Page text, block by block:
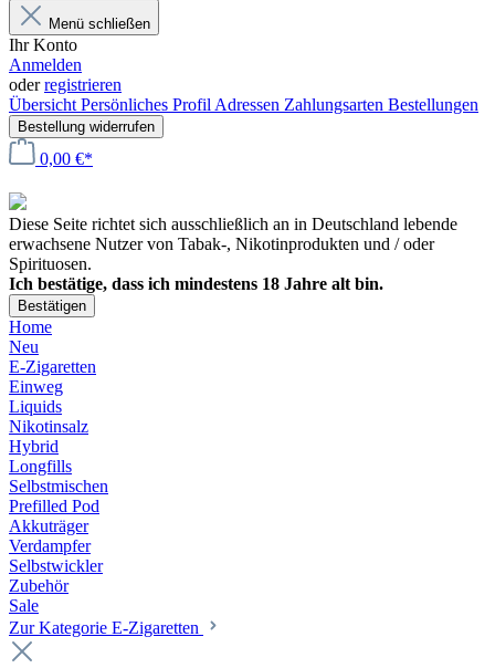
Menü schließen
Ihr Konto
Anmelden
oderregistrieren
Übersicht Persönliches Profil Adressen Zahlungsarten Bestellungen
Bestellung widerrufen
0,00 €*
Diese Seite richtet sich ausschließlich an in Deutschland lebende
erwachsene Nutzer von Tabak-, Nikotinprodukten und / oder
Spirituosen.
Ich bestätige, dass ich mindestens 18 Jahre alt bin.
Bestätigen
Home
Neu
E-Zigaretten
Einweg
Liquids
Nikotinsalz
Hybrid
Longfills
Selbstmischen
Prefilled Pod
Akkuträger
Verdampfer
Selbstwickler
Zubehör
Sale
Zur Kategorie E-Zigaretten